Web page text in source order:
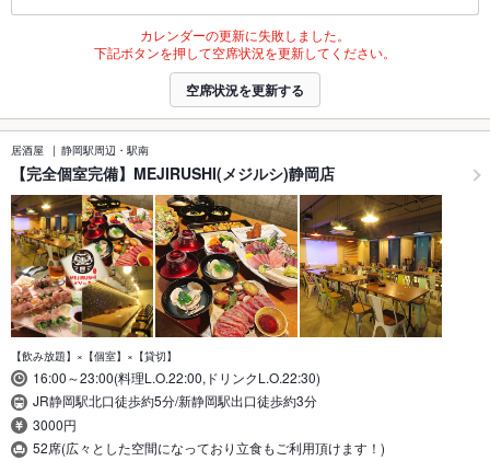
カレンダーの更新に失敗しました。
下記ボタンを押して空席状況を更新してください。
空席状況を更新する
居酒屋 静岡駅周辺・駅南
【完全個室完備】MEJIRUSHI(メジルシ)静岡店
【飲み放題】×【個室】×【貸切】
16:00～23:00(料理L.O.22:00,ドリンクL.O.22:30)
JR静岡駅北口徒歩約5分/新静岡駅出口徒歩約3分
3000円
52席(広々とした空間になっており立食もご利用頂けます！)